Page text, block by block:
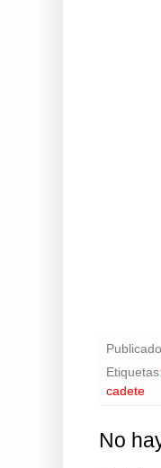
Etiquetas:
cadete
No